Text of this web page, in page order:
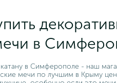
в
в Симферополе - наш
мечи по лучшим в Крыму